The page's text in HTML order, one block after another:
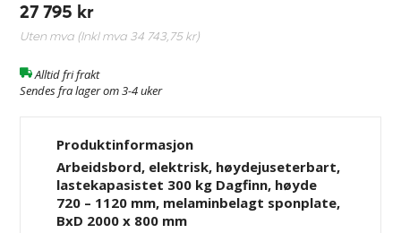
27 795 kr
Uten mva (Inkl mva 34 743,75 kr)
Alltid fri frakt
Sendes fra lager om 3-4 uker
Produktinformasjon
Arbeidsbord, elektrisk, høydejuseterbart,
lastekapasistet 300 kg Dagfinn, høyde
720 – 1120 mm, melaminbelagt sponplate,
BxD 2000 x 800 mm